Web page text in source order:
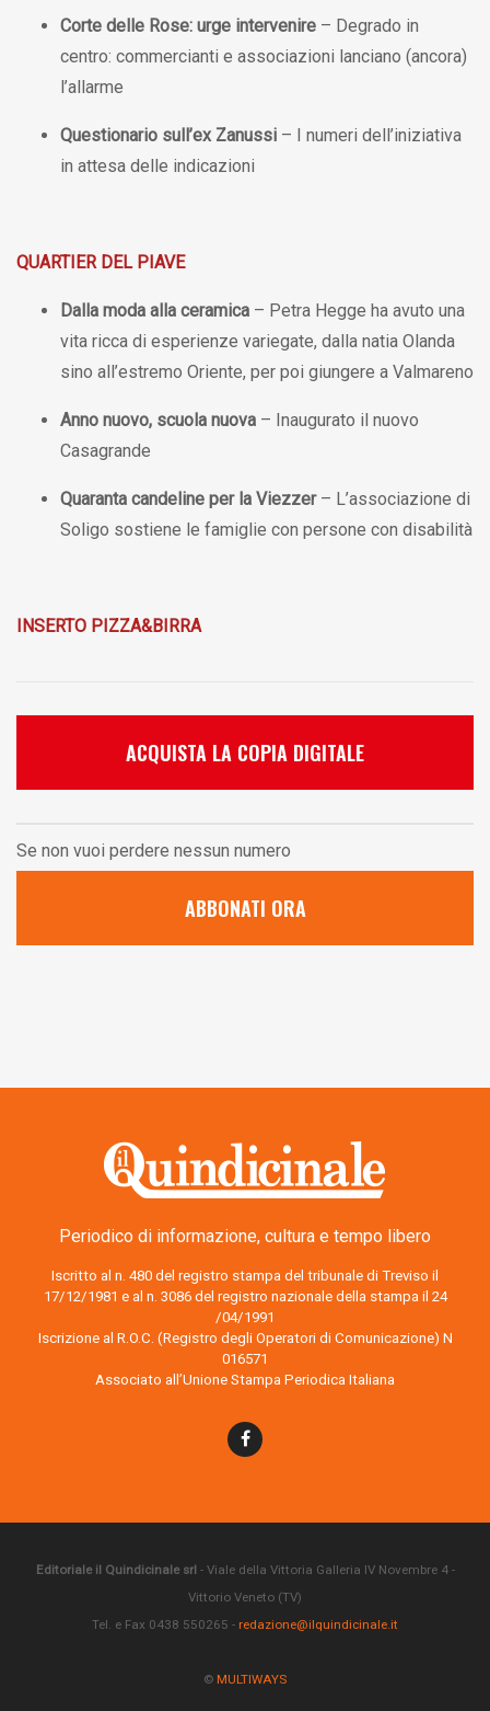
Corte delle Rose: urge intervenire – Degrado in
centro: commercianti e associazioni lanciano (ancora)
l’allarme
Questionario sull’ex Zanussi – I numeri dell’iniziativa
in attesa delle indicazioni
QUARTIER DEL PIAVE
Dalla moda alla ceramica – Petra Hegge ha avuto una
vita ricca di esperienze variegate, dalla natia Olanda
sino all’estremo Oriente, per poi giungere a Valmareno
Anno nuovo, scuola nuova – Inaugurato il nuovo
Casagrande
Quaranta candeline per la Viezzer – L’associazione di
Soligo sostiene le famiglie con persone con disabilità
INSERTO PIZZA&BIRRA
ACQUISTA LA COPIA DIGITALE
Se non vuoi perdere nessun numero
ABBONATI ORA
Periodico di informazione, cultura e tempo libero
Iscritto al n. 480 del registro stampa del tribunale di Treviso il
17/12/1981 e al n. 3086 del registro nazionale della stampa il 24
/04/1991
Iscrizione al R.O.C. (Registro degli Operatori di Comunicazione) N
016571
Associato all’Unione Stampa Periodica Italiana
Editoriale il Quindicinale srl- Viale della Vittoria Galleria IV Novembre 4 -
Vittorio Veneto (TV)
Tel. e Fax 0438 550265 - redazione@ilquindicinale.it
© MULTIWAYS